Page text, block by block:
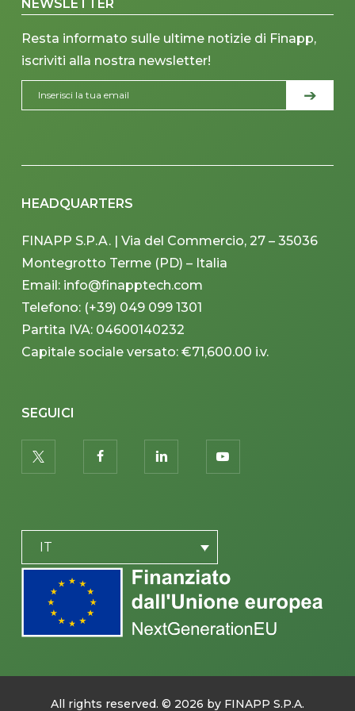
NEWSLETTER
Resta informato sulle ultime notizie di Finapp,
iscriviti alla nostra newsletter!
HEADQUARTERS
FINAPP S.P.A. | Via del Commercio, 27 – 35036
Montegrotto Terme (PD) – Italia
Email: info@finapptech.com
Telefono: (+39) 049 099 1301
Partita IVA: 04600140232
Capitale sociale versato: €71,600.00 i.v.
SEGUICI
twitter facebooklinkedin youtube
IT
All rights reserved. © 2026 by FINAPP S.P.A.